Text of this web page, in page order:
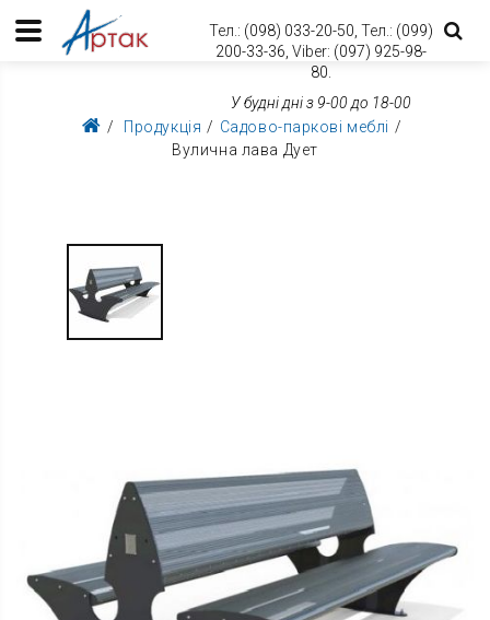
Тел.: (098) 033-20-50, Тел.: (099)
200-33-36, Viber: (097) 925-98-
80.
У будні дні з 9-00 до 18-00
Продукція
Садово-паркові меблі
Вулична лава Дует